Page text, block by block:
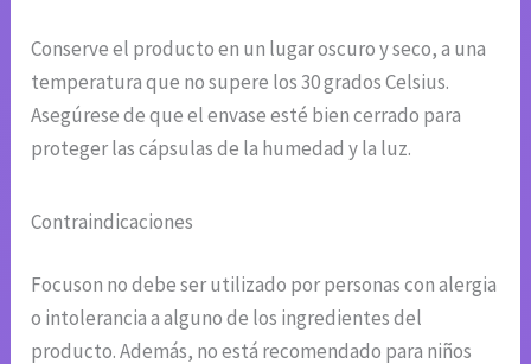
Conserve el producto en un lugar oscuro y seco, a una
temperatura que no supere los 30 grados Celsius.
Asegúrese de que el envase esté bien cerrado para
proteger las cápsulas de la humedad y la luz.
Contraindicaciones
Focuson no debe ser utilizado por personas con alergia
o intolerancia a alguno de los ingredientes del
producto. Además, no está recomendado para niños